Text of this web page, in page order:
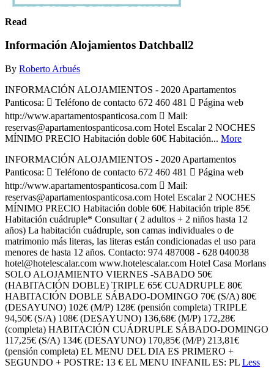
Read
Información Alojamientos Datchball2
By Roberto Arbués
INFORMACIÓN ALOJAMIENTOS - 2020 Apartamentos
Panticosa:  Teléfono de contacto 672 460 481  Página web
http://www.apartamentospanticosa.com  Mail:
reservas@apartamentospanticosa.com Hotel Escalar 2 NOCHES
MÍNIMO PRECIO Habitación doble 60€ Habitación... More
INFORMACIÓN ALOJAMIENTOS - 2020 Apartamentos
Panticosa:  Teléfono de contacto 672 460 481  Página web
http://www.apartamentospanticosa.com  Mail:
reservas@apartamentospanticosa.com Hotel Escalar 2 NOCHES
MÍNIMO PRECIO Habitación doble 60€ Habitación triple 85€
Habitación cuádruple* Consultar ( 2 adultos + 2 niños hasta 12
años) La habitación cuádruple, son camas individuales o de
matrimonio más literas, las literas están condicionadas el uso para
menores de hasta 12 años. Contacto: 974 487008 - 628 040038
hotel@hotelescalar.com www.hotelescalar.com Hotel Casa Morlans
SOLO ALOJAMIENTO VIERNES -SABADO 50€
(HABITACIÓN DOBLE) TRIPLE 65€ CUADRUPLE 80€
HABITACIÓN DOBLE SÁBADO-DOMINGO 70€ (S/A) 80€
(DESAYUNO) 102€ (M/P) 128€ (pensión completa) TRIPLE
94,50€ (S/A) 108€ (DESAYUNO) 136,68€ (M/P) 172,28€
(completa) HABITACIÓN CUÁDRUPLE SÁBADO-DOMINGO
117,25€ (S/A) 134€ (DESAYUNO) 170,85€ (M/P) 213,81€
(pensión completa) EL MENU DEL DIA ES PRIMERO +
SEGUNDO + POSTRE: 13 € EL MENU INFANIL ES: PL Less